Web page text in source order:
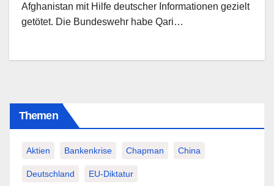
Afghanistan mit Hilfe deutscher Informationen gezielt
getötet. Die Bundeswehr habe Qari…
Themen
Aktien Bankenkrise Chapman China
Deutschland EU-Diktatur